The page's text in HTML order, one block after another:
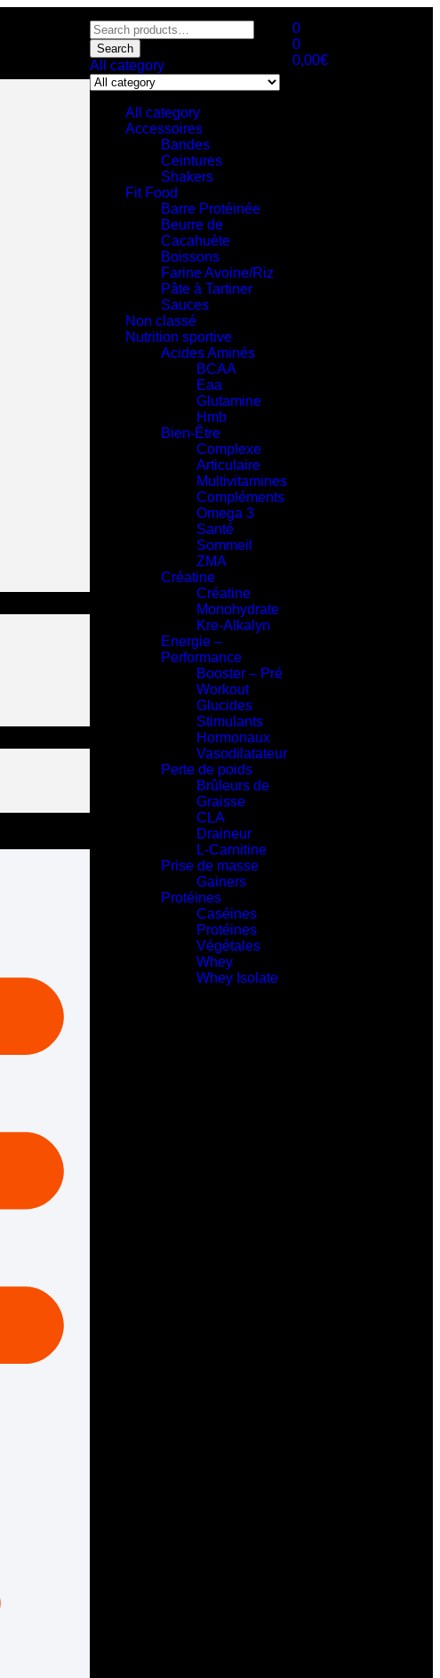
Search
All category
All category
Accessoires
Bandes
Ceintures
Shakers
Fit Food
Barre Protéinée
Beurre de
Cacahuète
Boissons
Farine Avoine/Riz
Pâte à Tartiner
Sauces
Non classé
Nutrition sportive
Acides Aminés
BCAA
Eaa
Glutamine
Hmb
Bien-Être
Complexe
Articulaire
Multivitamines
Compléments
Omega 3
Santé
Sommeil
ZMA
Créatine
Créatine
Monohydrate
Kre-Alkalyn
Energie –
Performance
Booster – Pré
Workout
Glucides
Stimulants
Hormonaux
Vasodilatateur
Perte de poids
Brûleurs de
Graisse
CLA
Draineur
L-Carnitine
Prise de masse
Gainers
Protéines
Caséines
Protéines
Végétales
Whey
Whey Isolate
0
0
0,00€